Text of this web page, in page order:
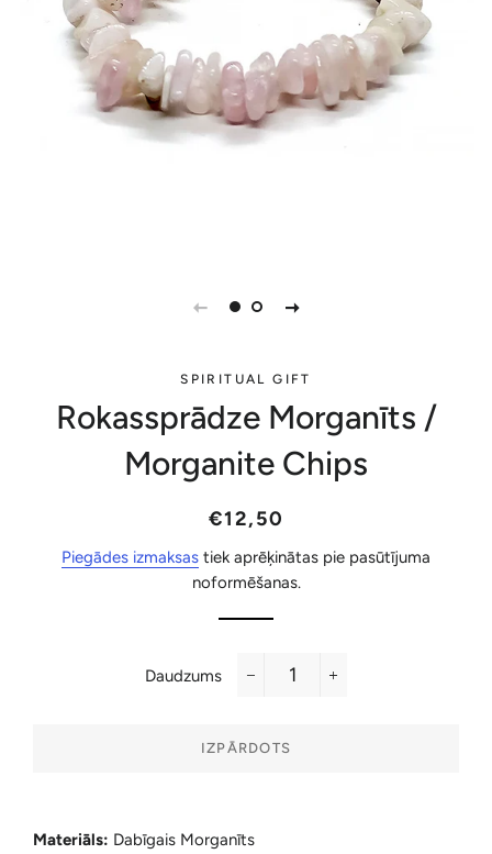
SPIRITUAL GIFT
Rokassprādze Morganīts /
Morganite Chips
Parastā
Akcijas
€12,50
Piegādes izmaksas tiek aprēķinātas pie pasūtījuma
noformēšanas.
Daudzums
IZPĀRDOTS
Materiāls: Dabīgais Morganīts